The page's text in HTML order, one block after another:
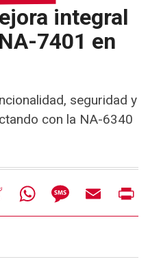
integral
7401 en
seguridad y
con la NA-6340
MeneameWhatsAppMessageEmail